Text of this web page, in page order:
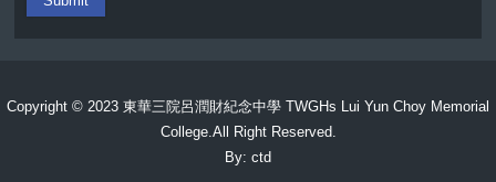
Copyright © 2023 東華三院呂潤財紀念中學 TWGHs Lui Yun Choy Memorial
College.All Right Reserved.
By: ctd